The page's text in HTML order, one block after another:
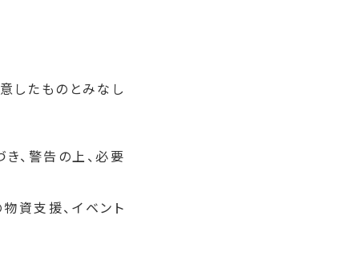
したものとみなし
、警告の上、必要
資支援、イベント